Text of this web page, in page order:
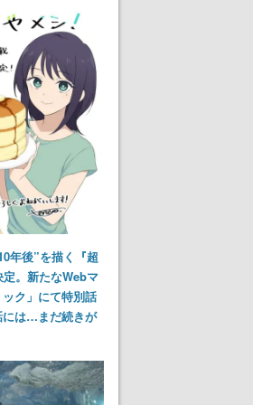
年後”を描く『超
。新たなWebマ
ク」にて特別話
には…まだ続きが